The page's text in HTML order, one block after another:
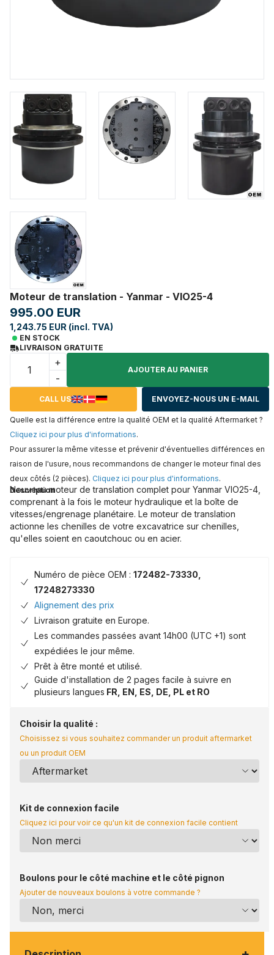
Moteur de translation - Yanmar - VIO25-4
995.00 EUR
1,243.75 EUR (incl. TVA)
EN STOCK
LIVRAISON GRATUITE
+
-
AJOUTER AU PANIER
CALL US ENVOYEZ-NOUS UN E-MAIL
Quelle est la différence entre la qualité OEM et la qualité Aftermarket ?
Cliquez ici pour plus d'informations.
Pour assurer la même vitesse et prévenir d'éventuelles différences en
raison de l'usure, nous recommandons de changer le moteur final des
deux côtés (2 pièces). Cliquez ici pour plus d'informations.
Description
Nouveau moteur de translation complet pour Yanmar VIO25-4,
comprenant à la fois le moteur hydraulique et la boîte de
vitesses/engrenage planétaire. Le moteur de translation
actionne les chenilles de votre excavatrice sur chenilles,
qu'elles soient en caoutchouc ou en acier.
Numéro de pièce OEM : 172482-73330,
17248273330
Alignement des prix
Livraison gratuite en Europe.
Les commandes passées avant 14h00 (UTC +1) sont
expédiées le jour même.
Prêt à être monté et utilisé.
Guide d'installation de 2 pages facile à suivre en
plusieurs langues FR, EN, ES, DE, PL et RO
Choisir la qualité :
Choisissez si vous souhaitez commander un produit aftermarket
ou un produit OEM
Kit de connexion facile
Cliquez ici pour voir ce qu'un kit de connexion facile contient
Boulons pour le côté machine et le côté pignon
Ajouter de nouveaux boulons à votre commande ?